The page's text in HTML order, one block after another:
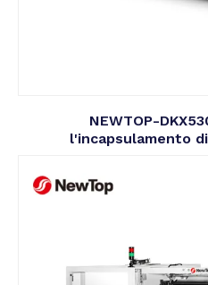
NEWTOP-
l'incapsulamento